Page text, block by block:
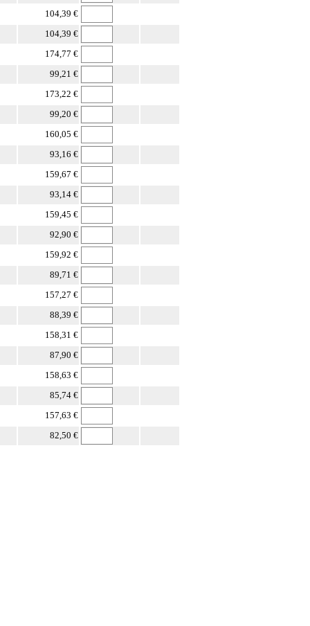
104,39 €
104,39 €
174,77 €
99,21 €
173,22 €
99,20 €
160,05 €
93,16 €
159,67 €
93,14 €
159,45 €
92,90 €
159,92 €
89,71 €
157,27 €
88,39 €
158,31 €
87,90 €
158,63 €
85,74 €
157,63 €
82,50 €